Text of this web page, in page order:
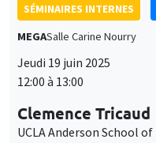
SÉMINAIRES INTERNES
MEGASalle Carine Nourry
Jeudi 19 juin 2025
12:00 à 13:00
Clemence Tricaud
UCLA Anderson School